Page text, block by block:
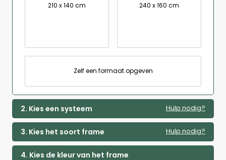
210 x 140 cm 240 x 160 cm
Zelf een formaat opgeven
2. Kies een systeem Hulp nodig?
3. Kies het soort frame Hulp nodig?
4. Kies de kleur van het frame